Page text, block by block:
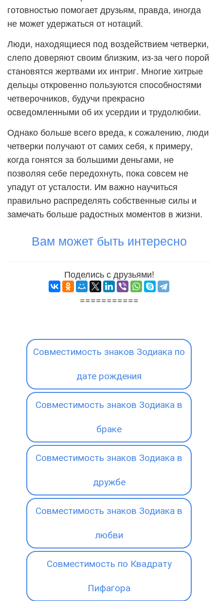
готовностью помогает друзьям, правда, иногда
не может удержаться от нотаций.
Люди, находящиеся под воздействием четверки,
слепо доверяют своим близким, из-за чего порой
становятся жертвами их интриг. Многие хитрые
дельцы откровенно пользуются способностями
четверочников, будучи прекрасно
осведомленными об их усердии и трудолюбии.
Однако больше всего вреда, к сожалению, люди
четверки получают от самих себя, к примеру,
когда гонятся за большими деньгами, не
позволяя себе передохнуть, пока совсем не
упадут от усталости. Им важно научиться
правильно распределять собственные силы и
замечать больше радостных моментов в жизни.
Вам может быть интересно
Поделись с друзьями!
===========
Совместимость знаков Зодиака по
дате рождения
Совместимость знаков Зодиака в
браке
Совместимость знаков Зодиака в
дружбе
Совместимость знаков Зодиака в
любви
Совместимость по Квадрату
Пифагора